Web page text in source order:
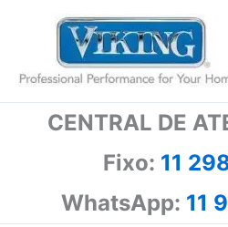
conteúdo
CENTRAL DE
Fixo: 11
WhatsApp: 11